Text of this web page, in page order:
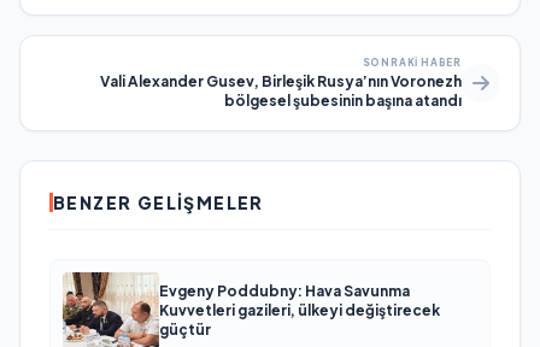
SONRAKI HABER
Vali Alexander Gusev, Birleşik Rusya’nın Voronezh
bölgesel şubesinin başına atandı
BENZER GELIŞMELER
Evgeny Poddubny: Hava Savunma
Kuvvetleri gazileri, ülkeyi değiştirecek
güçtür